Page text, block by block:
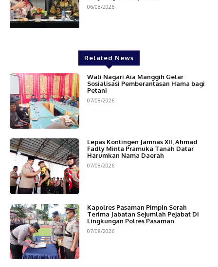
06/08/2026
Related News
Wali Nagari Aia Manggih Gelar
Sosialisasi Pemberantasan Hama bagi
Petani
07/08/2026
Lepas Kontingen Jamnas XII, Ahmad
Fadly Minta Pramuka Tanah Datar
Harumkan Nama Daerah
07/08/2026
Kapolres Pasaman Pimpin Serah
Terima Jabatan Sejumlah Pejabat Di
Lingkungan Polres Pasaman
07/08/2026